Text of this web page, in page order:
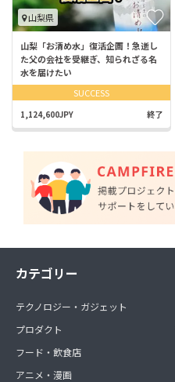
山梨県
山梨「お清め水」復活企画！急逝し
た父の会社を受継ぎ、知られざる名
水を届けたい
SUCCESS
1,124,600JPY 終了
カテゴリー
テクノロジー・ガジェット
プロダクト
フード・飲食店
アニメ・漫画